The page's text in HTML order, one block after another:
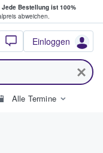
Jede Bestellung ist 100%
abweichen.
- Wo
Einloggen
Alle Termine